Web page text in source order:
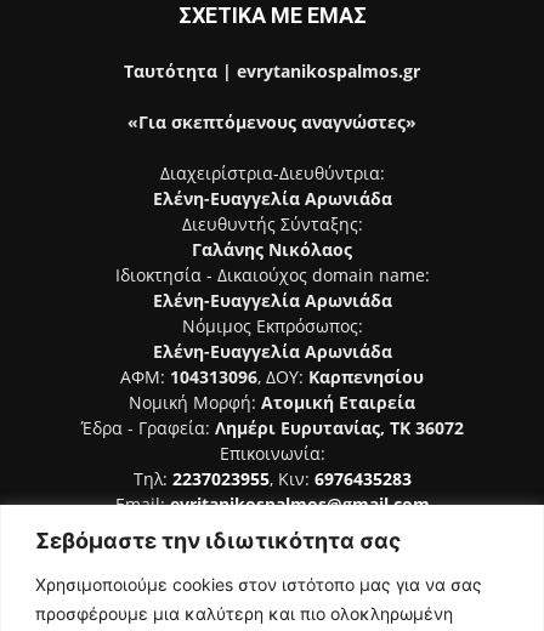
Σεβόμαστε την ιδιωτικότητα σας
Χρησιμοποιούμε cookies στον ιστότοπο μας για να σας
προσφέρουμε μια καλύτερη και πιο ολοκληρωμένη
ΣΧΕΤΙΚΑ ΜΕ ΕΜΑΣ
Ταυτότητα | evrytanikospalmos.gr
«Για σκεπτόμενους αναγνώστες»
Διαχειρίστρια-Διευθύντρια:
Ελένη-Ευαγγελία Αρωνιάδα
Διευθυντής Σύνταξης:
Γαλάνης Νικόλαος
Ιδιοκτησία - Δικαιούχος domain name:
Ελένη-Ευαγγελία Αρωνιάδα
Νόμιμος Εκπρόσωπος:
Ελένη-Ευαγγελία Αρωνιάδα
ΑΦΜ: 104313096, ΔΟΥ: Καρπενησίου
Νομική Μορφή: Ατομική Εταιρεία
Έδρα - Γραφεία: Λημέρι Ευρυτανίας, ΤΚ 36072
Επικοινωνία:
Τηλ: 2237023955, Κιν: 6976435283
Email:evritanikospalmos@gmail.com
Αριθμός Πιστοποίησης Μ.Η.Τ. 242044